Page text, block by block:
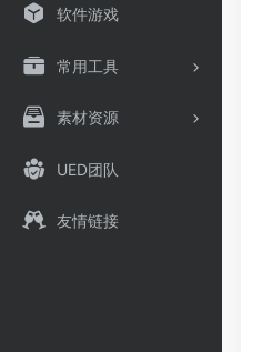
软件游戏
常用工具
素材资源
UED团队
友情链接